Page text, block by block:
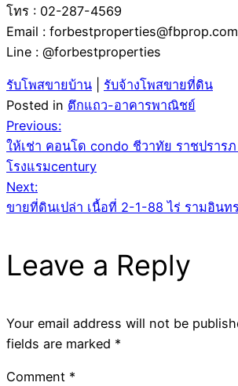
โทร : 02-287-4569
Email : forbestproperties@fbprop.com
Line : @forbestproperties
รับโพสขายบ้าน
รับจ้างโพสขายที่ดิน
Posted in ตึกแถว-อาคารพาณิชย์
Post
navigation
Previous:
ให้เช่า คอนโด condo ชีวาทัย ราชปราร
โรงแรมcentury
Next:
ขายที่ดินเปล่า เนื้อที่ 2-1-88 ไร่ รามอินท
Leave a Reply
Your email address will not be
fields are marked *
Comment *